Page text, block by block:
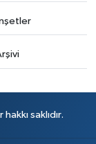
saklıdır.